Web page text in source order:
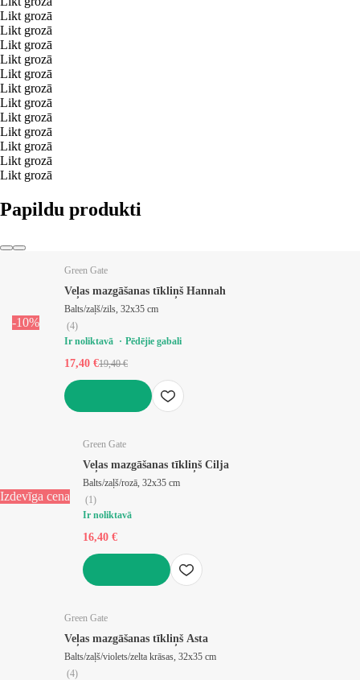
Likt grozā
Likt grozā
Likt grozā
Likt grozā
Likt grozā
Likt grozā
Likt grozā
Likt grozā
Likt grozā
Likt grozā
Likt grozā
Likt grozā
Papildu produkti
-10%
Green Gate
Veļas mazgāšanas tīkliņš Hannah
Balts/zaļš/zils, 32x35 cm
(4)
Ir noliktavā
Pēdējie gabali
17,40 €19,40 €
Izdevīga cena
Green Gate
Veļas mazgāšanas tīkliņš Cilja
Balts/zaļš/rozā, 32x35 cm
(1)
Ir noliktavā
16,40 €
Green Gate
Veļas mazgāšanas tīkliņš Asta
Balts/zaļš/violets/zelta krāsas, 32x35 cm
(4)